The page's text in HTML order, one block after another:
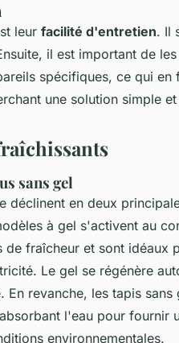
leur facilité d'entretien. Il
il est important de
spécifiques, ce qui
une solution simple
sans gel
déclinent en deux
à gel s'activent au
fraîcheur et sont idéaux
Le gel se régénère
revanche, les tapis
l'eau pour fournir
environnementales.